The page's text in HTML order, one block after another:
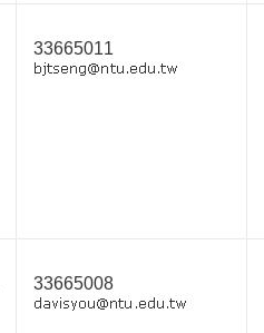
33665011
33665008